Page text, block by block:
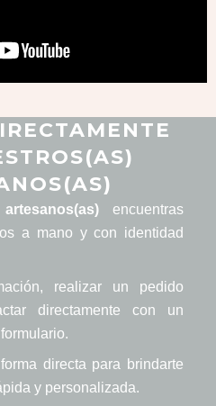
encuentras
a mano y con identidad
realizar un pedido
directamente con un
directa para brindarte
y personalizada.